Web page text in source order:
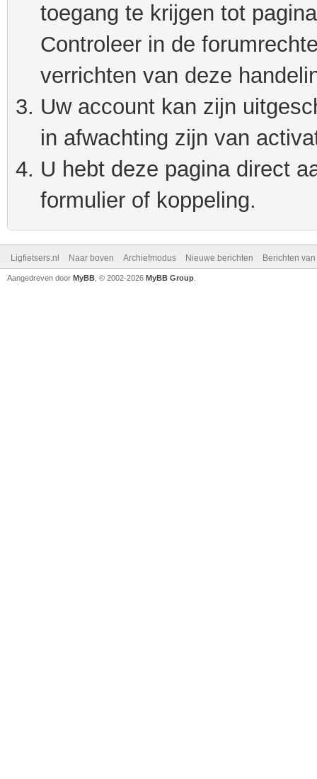
toegang te krijgen tot
Controleer in de
verrichten van deze
Uw account kan zijn
in afwachting zijn van
U hebt deze pagina direct
formulier of koppeling.
Ligfietsers.nl Naar boven Archiefmodus Nieuwe berichten Berichten
Aangedreven door MyBB , © 2002-2026 MyBB Group